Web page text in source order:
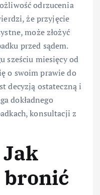
odrzucenia
że przyjęcie
może złożyć
przed sądem.
sześciu miesięcy od
o swoim prawie do
decyzją ostateczną i
dokładnego
konsultacji z
Jak
bronić